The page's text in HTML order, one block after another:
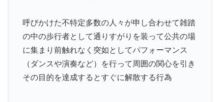
呼びかけた不特定多数の人々が申し合わせて雑踏
の中の歩行者として通りすがりを装って公共の場
に集まり前触れなく突如としてパフォーマンス
（ダンスや演奏など）を行って周囲の関心を引き
その目的を達成するとすぐに解散する行為